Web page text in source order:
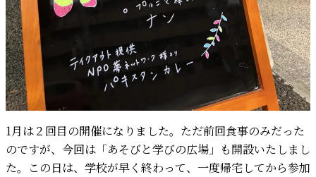
1月は２回目の開催になりました。ただ前回食事のみだった
のですが、今回は「あそびと学びの広場」も開設いたしまし
た。この日は、学校が早く終わって、一度帰宅してから参加